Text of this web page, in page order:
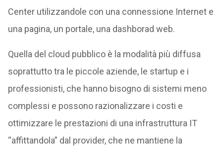
Center utilizzandole con una connessione Internet e
una pagina, un portale, una dashborad web.
Quella del cloud pubblico è la modalità più diffusa
soprattutto tra le piccole aziende, le startup e i
professionisti, che hanno bisogno di sistemi meno
complessi e possono razionalizzare i costi e
ottimizzare le prestazioni di una infrastruttura IT
“affittandola” dal provider, che ne mantiene la